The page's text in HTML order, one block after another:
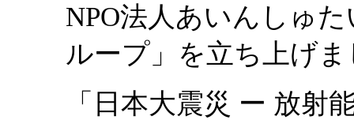
NPO法人あいんしゅ
ループ」を立ち上げ
「日本大震災 ー 放射